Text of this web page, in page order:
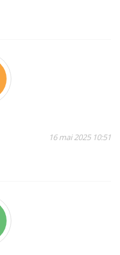
16 mai 2025 10:51